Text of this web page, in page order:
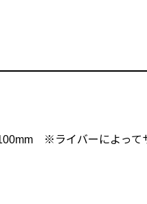
※ライバーによって